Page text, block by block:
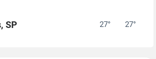
SP 27° 27°